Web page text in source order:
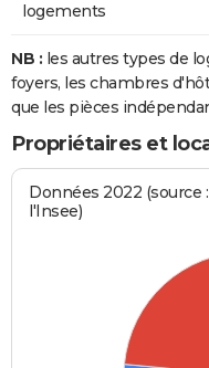
logements
NB : les autres types de
foyers, les chambres
que les pièces
Propriétaires et
Données 2022 (source
l'Insee)